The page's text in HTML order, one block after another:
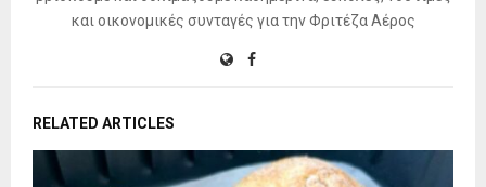
και οικονομικές συνταγές για την Φριτέζα Αέρος
RELATED ARTICLES